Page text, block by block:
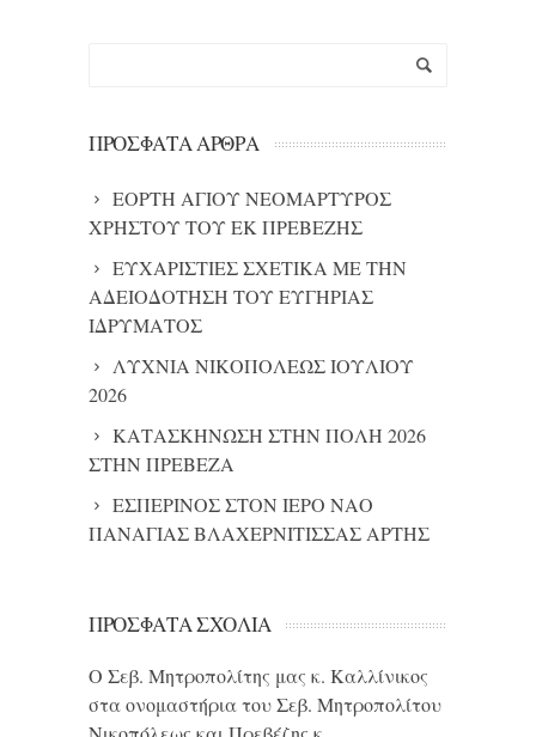
ΠΡΌΣΦΑΤΑ ΆΡΘΡΑ
ΕΟΡΤΗ ΑΓΙΟΥ ΝΕΟΜΑΡΤΥΡΟΣ
ΧΡΗΣΤΟΥ ΤΟΥ ΕΚ ΠΡΕΒΕΖΗΣ
ΕΥΧΑΡΙΣΤΙΕΣ ΣΧΕΤΙΚΑ ΜΕ ΤΗΝ
ΑΔΕΙΟΔΟΤΗΣΗ ΤΟΥ ΕΥΓΗΡΙΑΣ
ΙΔΡΥΜΑΤΟΣ
ΛΥΧΝΙΑ ΝΙΚΟΠΟΛΕΩΣ ΙΟΥΛΙΟΥ
2026
ΚΑΤΑΣΚΗΝΩΣΗ ΣΤΗΝ ΠΟΛΗ 2026
ΣΤΗΝ ΠΡΕΒΕΖΑ
ΕΣΠΕΡΙΝΟΣ ΣΤΟΝ ΙΕΡΟ ΝΑΟ
ΠΑΝΑΓΙΑΣ ΒΛΑΧΕΡΝΙΤΙΣΣΑΣ ΑΡΤΗΣ
ΠΡΌΣΦΑΤΑ ΣΧΌΛΙΑ
Ο Σεβ. Μητροπολίτης μας κ. Καλλίνικος
στα ονομαστήρια του Σεβ. Μητροπολίτου